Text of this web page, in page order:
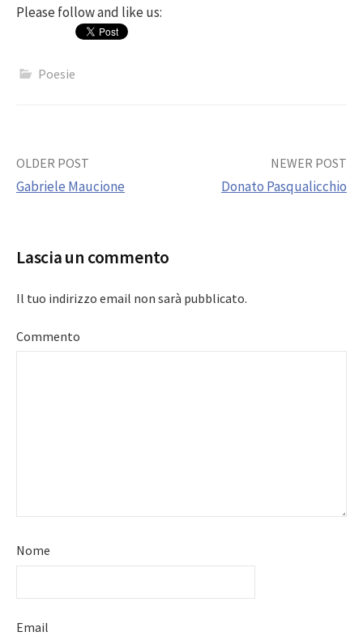
Please follow and like us:
Poesie
Post
OLDER POST
Gabriele Maucione
NEWER POST
Donato Pasqualicchio
Lascia un commento
Il tuo indirizzo email non sarà pubblicato.
Commento
Nome
Email